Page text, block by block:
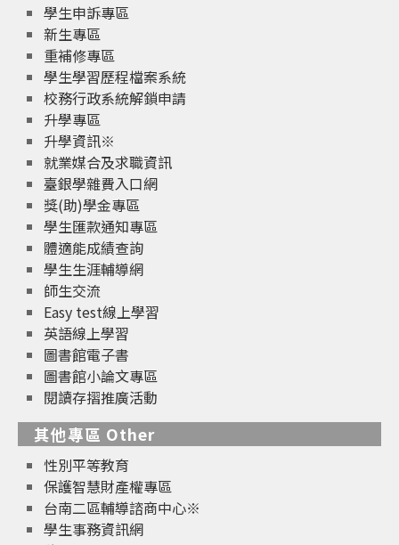
學生申訴專區
新生專區
重補修專區
學生學習歷程檔案系統
校務行政系統解鎖申請
升學專區
升學資訊※
就業媒合及求職資訊
臺銀學雜費入口網
獎(助)學金專區
學生匯款通知專區
體適能成績查詢
學生生涯輔導網
師生交流
Easy test線上學習
英語線上學習
圖書館電子書
圖書館小論文專區
閱讀存摺推廣活動
其他專區 Other
性別平等教育
保護智慧財產權專區
台南二區輔導諮商中心※
學生事務資訊網